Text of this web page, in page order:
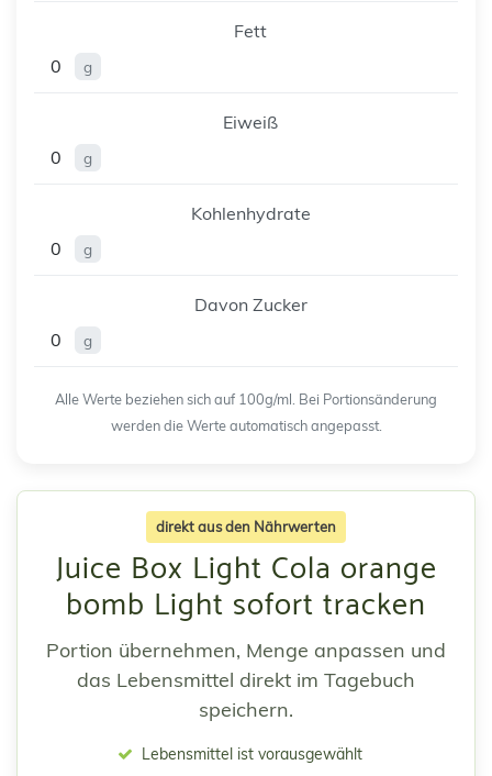
Fett
0
g
Eiweiß
0
g
Kohlenhydrate
0
g
Davon Zucker
0
g
Alle Werte beziehen sich auf 100g/ml. Bei Portionsänderung
werden die Werte automatisch angepasst.
direkt aus den Nährwerten
Juice Box Light Cola orange
bomb Light sofort tracken
Portion übernehmen, Menge anpassen und
das Lebensmittel direkt im Tagebuch
speichern.
Lebensmittel ist vorausgewählt